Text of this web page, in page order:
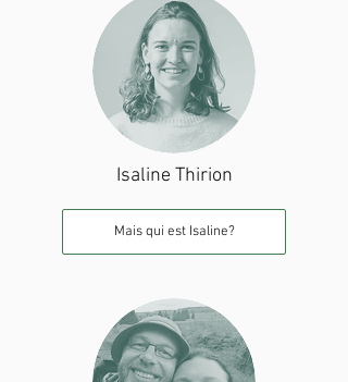
Isaline Thirion
Mais qui est Isaline?